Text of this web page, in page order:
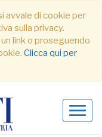
avvale di cookie per
sulla privacy.
link o proseguendo
Clicca qui per